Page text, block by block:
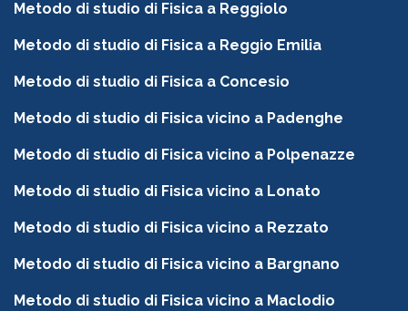
Metodo di studio di Fisica a Reggiolo
Metodo di studio di Fisica a Reggio Emilia
Metodo di studio di Fisica a Concesio
Metodo di studio di Fisica vicino a Padenghe
Metodo di studio di Fisica vicino a Polpenazze
Metodo di studio di Fisica vicino a Lonato
Metodo di studio di Fisica vicino a Rezzato
Metodo di studio di Fisica vicino a Bargnano
Metodo di studio di Fisica vicino a Maclodio